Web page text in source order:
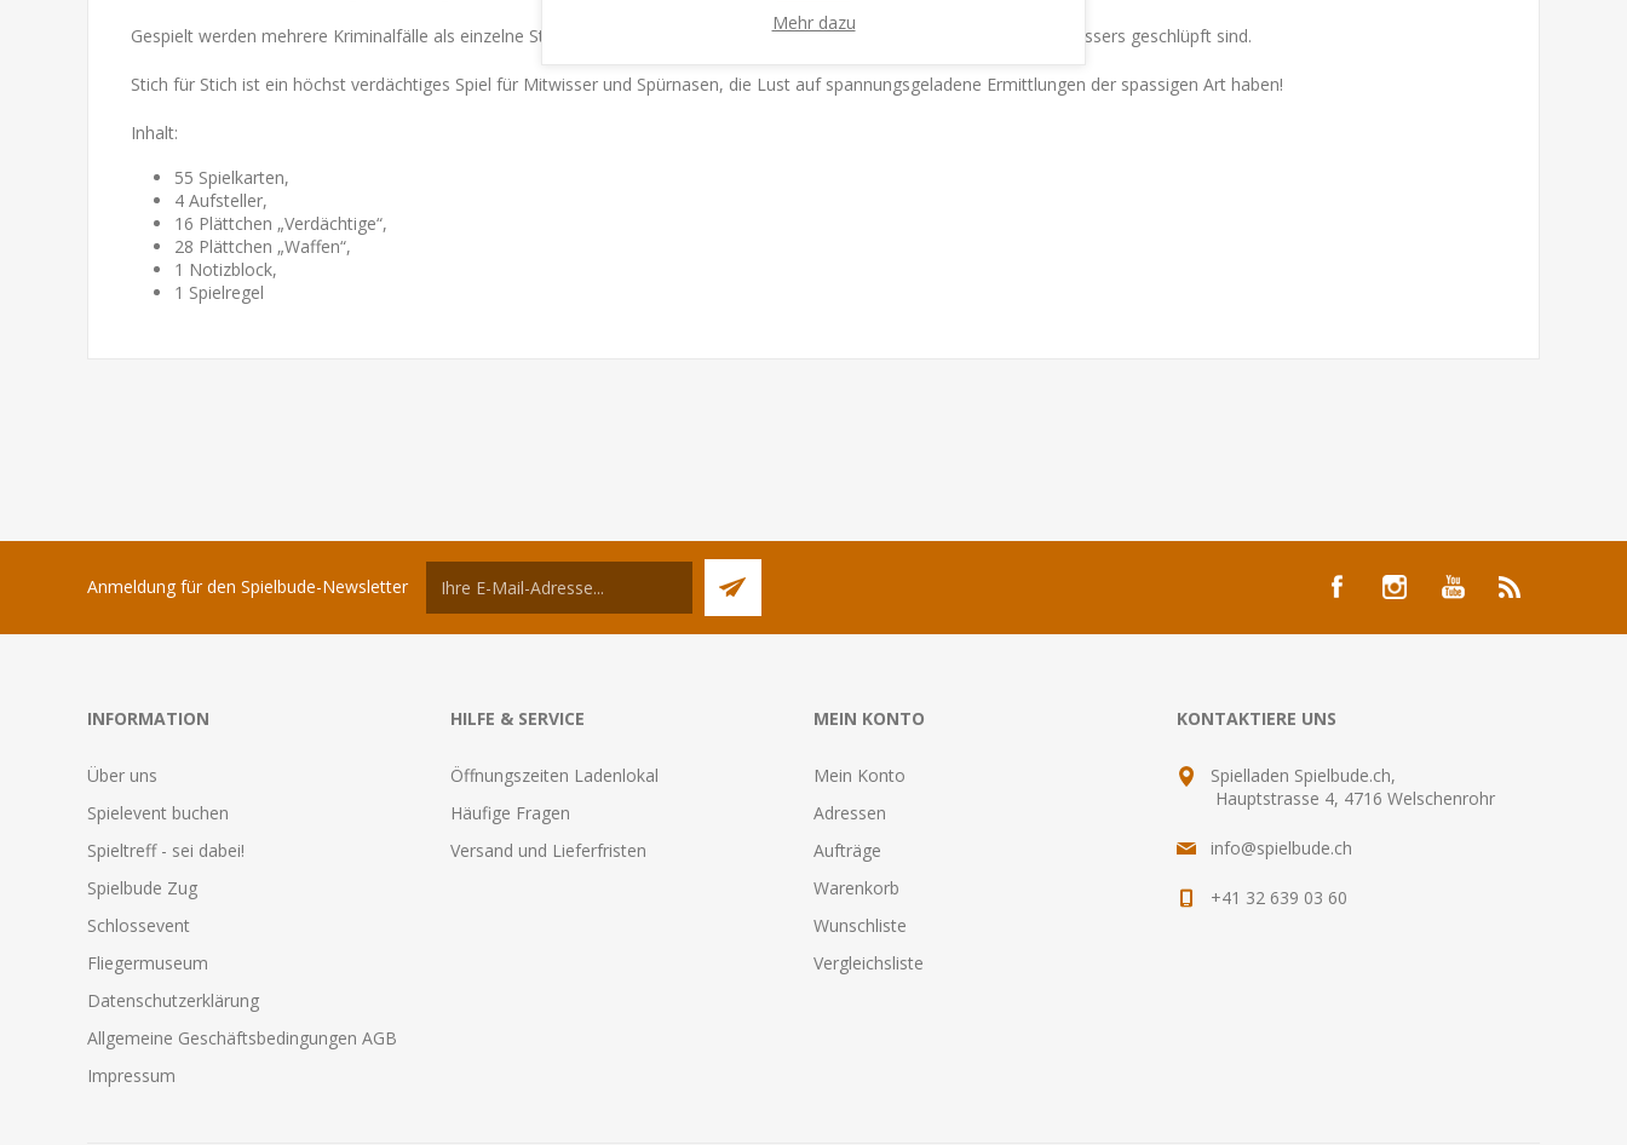
Gespielt werden mehrere Kriminalfälle als einzelne Stichspiele hintereinander – bis alle Spieler einmal in die Rolle des Mitwissers geschlüpft sind.
Stich für Stich ist ein höchst verdächtiges Spiel für Mitwisser und Spürnasen, die Lust auf spannungsgeladene Ermittlungen der spassigen Art haben!
Inhalt:
55 Spielkarten,
4 Aufsteller,
16 Plättchen „Verdächtige“,
28 Plättchen „Waffen“,
1 Notizblock,
1 Spielregel
Anmeldung für den Spielbude-Newsletter
INFORMATION
Über uns
Spielevent buchen
Spieltreff - sei dabei!
Spielbude Zug
Schlossevent
Fliegermuseum
Datenschutzerklärung
Allgemeine Geschäftsbedingungen AGB
Impressum
HILFE & SERVICE
Öffnungszeiten Ladenlokal
Häufige Fragen
Versand und Lieferfristen
MEIN KONTO
Mein Konto
Adressen
Aufträge
Warenkorb
Wunschliste
Vergleichsliste
KONTAKTIERE UNS
Spielladen Spielbude.ch,
Hauptstrasse 4, 4716 Welschenrohr
info@spielbude.ch
+41 32 639 03 60
Mehr dazu